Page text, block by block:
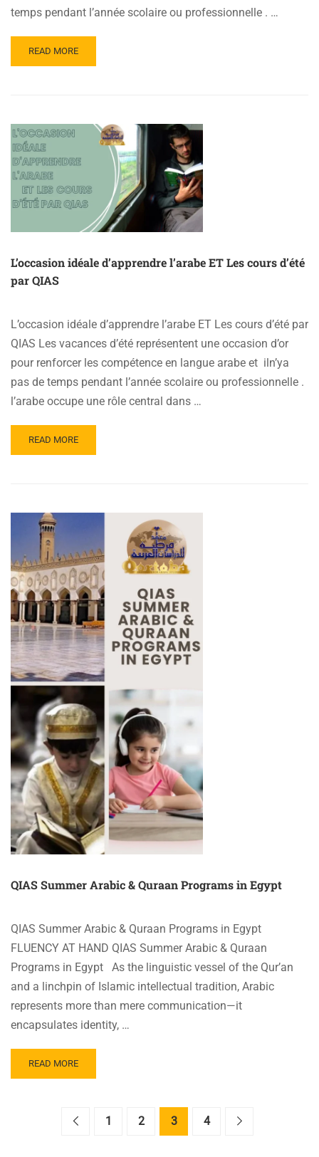
temps pendant l’année scolaire ou professionnelle . …
READ
MORE
COURS
D’ÉTÉ
PAR
QIAS
2025
READ MORE
L’occasion idéale d’apprendre l’arabe ET Les cours d’été
par QIAS
L’occasion idéale d’apprendre l’arabe ET Les cours d’été par
QIAS Les vacances d’été représentent une occasion d’or
pour renforcer les compétence en langue arabe et iln’ya
pas de temps pendant l’année scolaire ou professionnelle .
l’arabe occupe une rôle central dans …
READ
MORE
D’APPRENDRE
L’ARABE ET
LES
COURS
D’ÉTÉ
PAR
QIAS
READ MORE
QIAS Summer Arabic & Quraan Programs in Egypt
QIAS Summer Arabic & Quraan Programs in Egypt
FLUENCY AT HAND QIAS Summer Arabic & Quraan
Programs in Egypt As the linguistic vessel of the Qur’an
and a linchpin of Islamic intellectual tradition, Arabic
represents more than mere communication—it
encapsulates identity, …
READ
MORE
READ MORE
1 2 3 4